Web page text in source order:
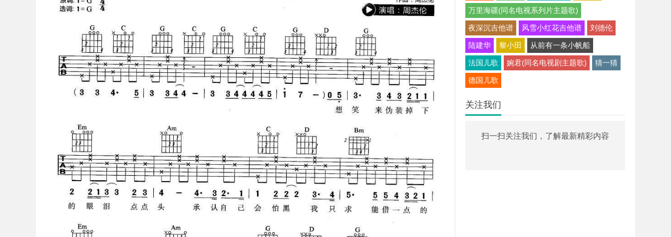
万里海疆(同名电视系列片主题歌)
夜深沉吉他谱 风雪小红花吉他谱 刘德伦
陆建华 黎小田 从前有一条小帆船
法国儿歌 婉君(同名电视剧主题歌) 猜一猜
德国儿歌
关注我们
扫一扫关注我们，了解最新精彩内容